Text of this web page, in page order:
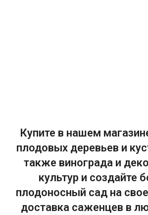
Купите в нашем
плодовых деревьев и
также винограда и
культур и создайте
плодоносный сад на
доставка саженцев в